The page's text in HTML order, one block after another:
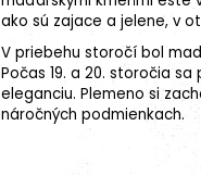
ako sú zajace a jelene, v
V priebehu storočí bol
Počas 19. a 20. storočia sa
eleganciu. Plemeno si
náročných podmienkach.